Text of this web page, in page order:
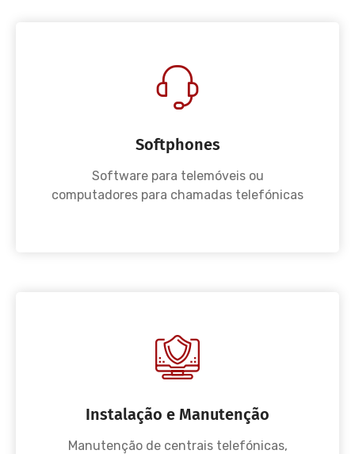
Softphones
Software para telemóveis ou
computadores para chamadas telefónicas
Instalação e Manutenção
Manutenção de centrais telefónicas,